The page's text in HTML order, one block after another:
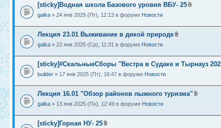
[sticky]Водная школа Базового уровня ВБУ- 25
galka » 24 янв 2025 (Пт), 12:13 в форуме Новости
Лекция 23.01 Выживание в дикой природе
galka » 22 янв 2025 (Ср), 11:31 в форуме Новости
[sticky]#СкальныеСборы "Вестра в Судаке и Тырнауз
builder » 17 янв 2025 (Пт), 16:47 в форуме Новости
Лекция 16.01 "Обзор районов лыжного туризма"
galka » 13 янв 2025 (Пн), 12:49 в форуме Новости
[sticky]Горная НУ- 25